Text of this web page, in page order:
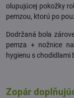
olupujúcej pokožky
pemzou, ktorú po
Dodržaná bola
pemza + nožnice
hygienu s chodidlami
Zopár